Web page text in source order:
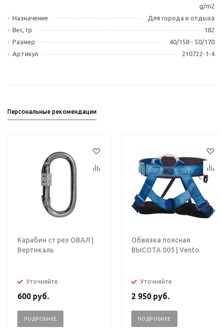
g/m2
Назначение
Для города и отдыха
Вес, гр
182
Размер
40/158 - 50/170
Артикул
210722-1-4
Персональные рекомендации
Карабин ст рез ОВАЛ |
Вертикаль
Уточняйте
600 руб.
ПОДРОБНЕЕ
Обвязка поясная
ВЫСОТА 005 | Vento
Уточняйте
2 950 руб.
ПОДРОБНЕЕ